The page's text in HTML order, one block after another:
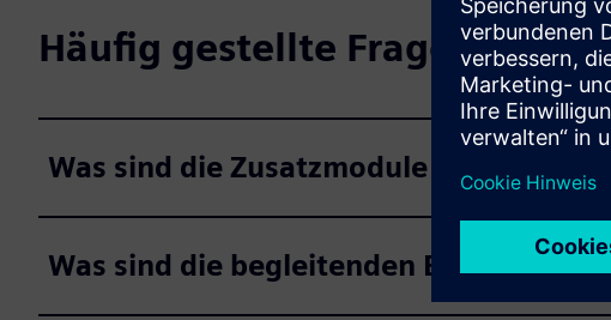
Häufig gestellte Fragen
Was sind die Zusatzmodule für PSS E?
Was sind die begleitenden